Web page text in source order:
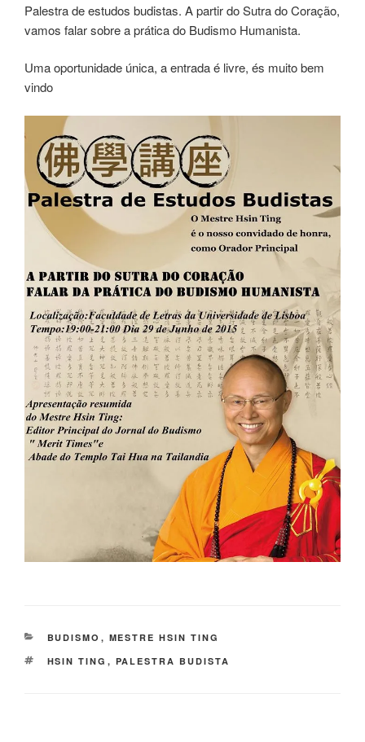
Palestra de estudos budistas. A partir do Sutra do Coração,
vamos falar sobre a prática do Budismo Humanista.
Uma oportunidade única, a entrada é livre, és muito bem
vindo
BUDISMO , MESTRE HSIN TING
HSIN TING , PALESTRA BUDISTA